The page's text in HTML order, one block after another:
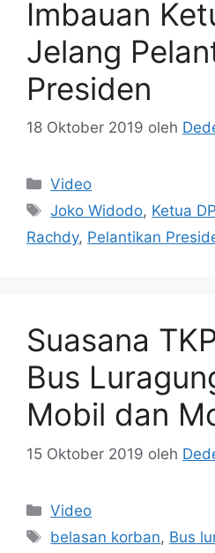
Imbauan
Jelang
Presiden
18 Oktober 2019 oleh
Kategori
Video
Tag
Joko Widodo, Ketua
Rachdy, Pelantikan
Suasana
Bus
Mobil dan
15 Oktober 2019 oleh
Kategori
Video
Tag
belasan korban, Bus